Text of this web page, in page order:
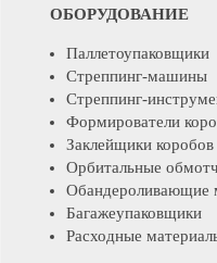
ОБОРУДОВАНИЕ
Паллетоупаковщики
Стреппинг-машины
Стреппинг-
Формирователи
Заклейщики коробов
Орбитальные
Багажеупаковщики
Расходные